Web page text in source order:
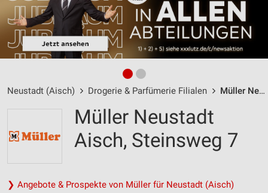
Neustadt (Aisch) Drogerie & Parfümerie Filialen Müller Neustadt Aisch / Steinsweg 7 - Öffnungszeiten & Adresse
Müller Neustadt
Aisch, Steinsweg 7
❯ Angebote & Prospekte von Müller für Neustadt (Aisch)